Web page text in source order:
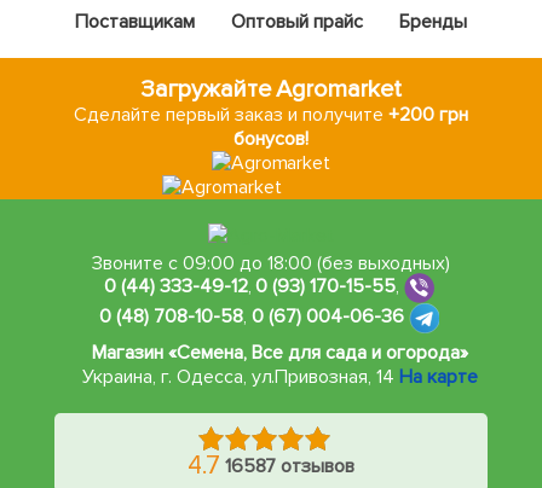
Поставщикам
Оптовый прайс Бренды
Загружайте Agromarket
Сделайте первый заказ и получите +200 грн
бонусов!
Звоните с 09:00 до 18:00 (без выходных)
0 (44) 333-49-12,0 (93) 170-15-55,
0 (48) 708-10-58, 0 (67) 004-06-36
Магазин «Семена, Все для сада и огорода»
Украина, г. Одесса, ул.Привозная, 14 На карте
4.7 16587 отзывов